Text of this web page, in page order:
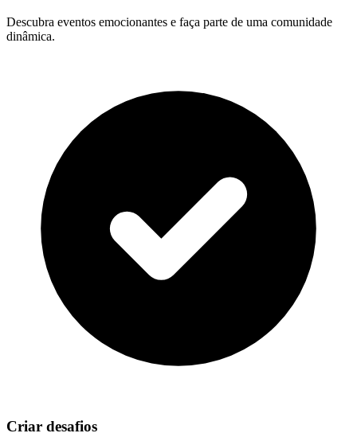
Descubra eventos emocionantes e faça parte de uma comunidade
dinâmica.
Criar desafios